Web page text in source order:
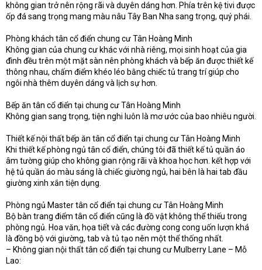
không gian trở nên rộng rãi và duyên dáng hơn. Phía trên kệ tivi được
ốp đá sang trọng mang màu nâu Tây Ban Nha sang trọng, quý phái.
Phòng khách tân cổ điển chung cư Tân Hoàng Minh
Không gian của chung cư khác với nhà riêng, mọi sinh hoạt của gia
đình đều trên một mặt sàn nên phòng khách và bếp ăn được thiết kế
thông nhau, chấm điểm khéo léo bằng chiếc tủ trang trí giúp cho
ngôi nhà thêm duyên dáng và lịch sự hơn.
Bếp ăn tân cổ điển tại chung cư Tân Hoàng Minh
Không gian sang trọng, tiện nghi luôn là mơ ước của bao nhiêu người.
Thiết kế nội thất bếp ăn tân cổ điển tại chung cư Tân Hoàng Minh
Khi thiết kế phòng ngủ tân cổ điển, chúng tôi đã thiết kế tủ quần áo
âm tường giúp cho không gian rộng rãi và khoa học hơn. kết hợp với
hệ tủ quần áo màu sáng là chiếc giường ngủ, hai bên là hai tab đầu
giường xinh xắn tiện dụng.
Phòng ngủ Master tân cổ điển tại chung cư Tân Hoàng Minh
Bộ bàn trang điểm tân cổ điển cũng là đồ vật không thể thiếu trong
phòng ngủ. Hoa văn, họa tiết và các đường cong cong uốn lượn khá
là đồng bộ với giường, tab và tủ tạo nên một thể thống nhất.
– Không gian nội thất tân cổ điển tại chung cư Mulberry Lane – Mỗ
Lao: